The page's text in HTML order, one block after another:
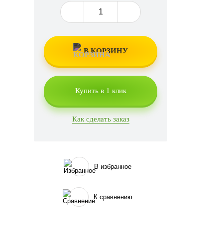
В КОРЗИНУ
Купить в 1 клик
Как сделать заказ
В избранное
К сравнению